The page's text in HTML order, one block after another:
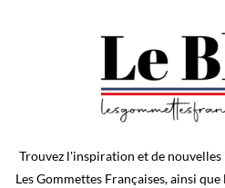
Trouvez l'inspiration et de nouvelles
Les Gommettes Françaises, ainsi